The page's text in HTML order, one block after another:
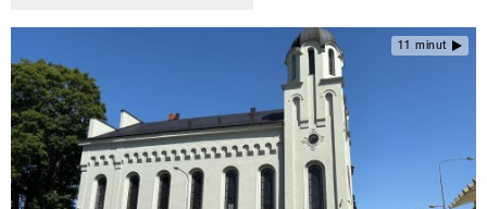
11 minut